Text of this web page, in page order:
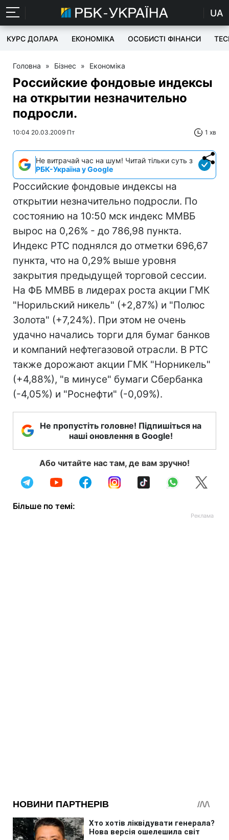
UA
КУРС ДОЛАРА ЕКОНОМІКА ОСОБИСТІ ФІНАНСИ
Головна » Бізнес » Економіка
Российские фондовые индексы
на открытии незначительно
подросли.
10:04 20.03.2009 Пт 1 хв
Не витрачай час на шум! Читай тільки суть з
РБК-Україна у Google
Российские фондовые индексы на
открытии незначительно подросли. По
состоянию на 10:50 мск индекс ММВБ
вырос на 0,26% - до 786,98 пункта.
Индекс РТС поднялся до отметки 696,67
пункта, что на 0,29% выше уровня
закрытия предыдущей торговой сессии.
На ФБ ММВБ в лидерах роста акции ГМК
"Норильский никель" (+2,87%) и "Полюс
Золота" (+7,24%). При этом не очень
удачно начались торги для бумаг банков
и компаний нефтегазовой отрасли. В РТС
также дорожают акции ГМК "Норникель"
(+4,88%), "в минусе" бумаги Сбербанка
(-4,05%) и "Роснефти" (-0,09%).
Не пропустіть головне! Підпишіться на
наші оновлення в Google!
Або читайте нас там, де вам зручно!
Більше по темі: